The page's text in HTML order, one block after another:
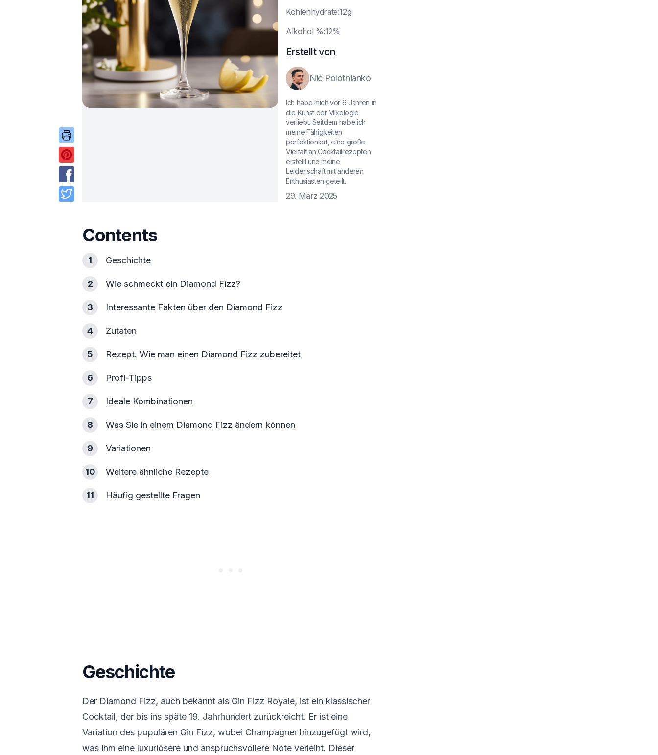
Kohlenhydrate:12g
Alkohol %:12%
Erstellt von
Nic Polotnianko
Ich habe mich vor 6 Jahren in
die Kunst der Mixologie
verliebt. Seitdem habe ich
meine Fähigkeiten
perfektioniert, eine große
Vielfalt an Cocktailrezepten
erstellt und meine
Leidenschaft mit anderen
Enthusiasten geteilt.
29. März 2025
Contents
1 Geschichte
2 Wie schmeckt ein Diamond Fizz?
3 Interessante Fakten über den Diamond Fizz
4 Zutaten
5 Rezept. Wie man einen Diamond Fizz zubereitet
6 Profi-Tipps
7 Ideale Kombinationen
8 Was Sie in einem Diamond Fizz ändern können
9 Variationen
10 Weitere ähnliche Rezepte
11 Häufig gestellte Fragen
Geschichte
Der Diamond Fizz, auch bekannt als Gin Fizz Royale, ist ein klassischer
Cocktail, der bis ins späte 19. Jahrhundert zurückreicht. Er ist eine
Variation des populären Gin Fizz, wobei Champagner hinzugefügt wird,
was ihm eine luxuriösere und anspruchsvollere Note verleiht. Dieser